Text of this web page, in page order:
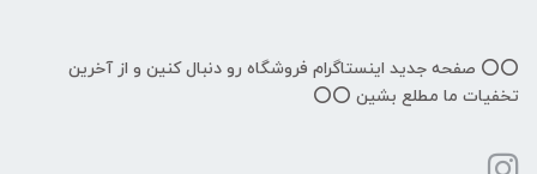
⭕️⭕️ صفحه جدید اینستاگرام فروشگاه رو دنبال کنین و از آخرین
تخفیات ما مطلع بشین ⭕️⭕️